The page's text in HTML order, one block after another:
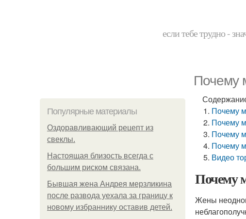
если тебе трудно -
Почему
Популярные материалы
Оздоравливающий рецепт из
свеклы.
Hacтоящая близость всегда с
большим риском связана.
Бывшая жена Андрея мерзликина
после развода уехала за границу к
новому избраннику оставив детей.
Почему
Почему
Почему
Почему
Видео
Почему
Жены